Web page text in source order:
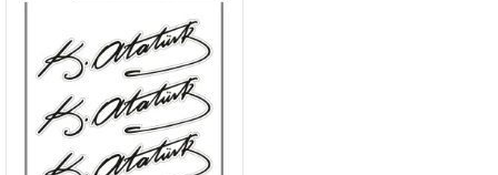
900 TL Üzeri Kargo Ücretsiz